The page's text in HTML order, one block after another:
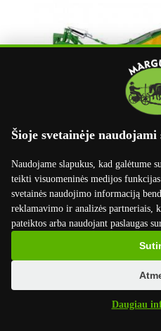
Šioje svetainėje naudojami
Naudojame slapukus, kad galėtume
teikti visuomeninės medijos
svetainės naudojimo informaciją
reklamavimo ir analizės partneriais,
pateiktos arba naudojant paslaugas
Daugiau
Būgninė šienapjovė
5300 EURsu PVM